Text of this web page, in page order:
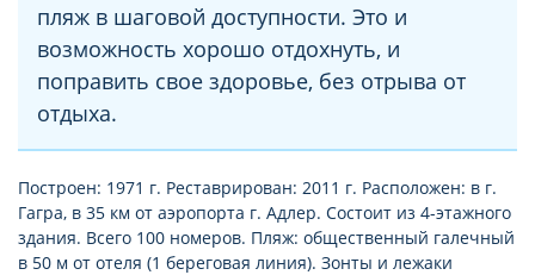
пляж в шаговой доступности. Это и
возможность хорошо отдохнуть, и
поправить свое здоровье, без отрыва от
отдыха.
Построен: 1971 г. Реставрирован: 2011 г. Расположен: в г.
Гагра, в 35 км от аэропорта г. Адлер. Состоит из 4-этажного
здания. Всего 100 номеров. Пляж: общественный галечный
в 50 м от отеля (1 береговая линия). Зонты и лежаки